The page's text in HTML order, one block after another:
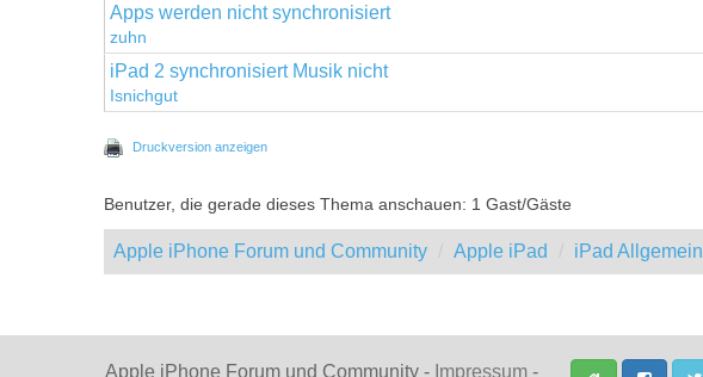
Apps werden nicht synchronisiert
zuhn
iPad 2 synchronisiert Musik nicht
Isnichgut
Druckversion anzeigen
Benutzer, die gerade dieses Thema anschauen: 1 Gast/Gäste
Apple iPhone Forum und Community Apple iPad iPad Allgemein
Apple iPhone Forum und Community - Impressum -